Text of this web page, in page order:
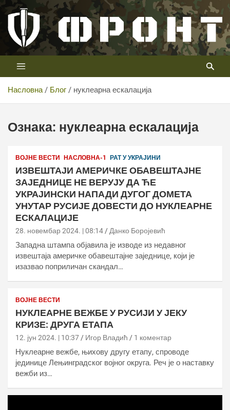
Скип
цонтент
Телевизија ФРОНТ
Први војни канал у Србији
Насловна Блог нуклеарна ескалација
Ознака: нуклеарна ескалација
ВОЈНЕ ВЕСТИ НАСЛОВНА-1 РАТ У УКРАЈИНИ
ИЗВЕШТАЈИ АМЕРИЧКЕ ОБАВЕШТАЈНЕ
ЗАЈЕДНИЦЕ НЕ ВЕРУЈУ ДА ЋЕ
УКРАЈИНСКИ НАПАДИ ДУГОГ ДОМЕТА
УНУТАР РУСИЈЕ ДОВЕСТИ ДО НУКЛЕАРНЕ
ЕСКАЛАЦИЈЕ
28. новембар 2024. | 08:14 Данко Боројевић
Западна штампа објавила је изводе из недавног
извештаја америчке обавештајне заједнице, који је
изазвао поприличан скандал…
ВОЈНЕ ВЕСТИ
НУКЛЕАРНЕ ВЕЖБЕ У РУСИЈИ У ЈЕКУ
КРИЗЕ: ДРУГА ЕТАПА
12. јун 2024. | 10:37 Игор Владић 1 коментар
Нуклеарне вежбе, њихову другу етапу, спроводе
јединице Лењинградског војног округа. Реч је о наставку
вежби из…